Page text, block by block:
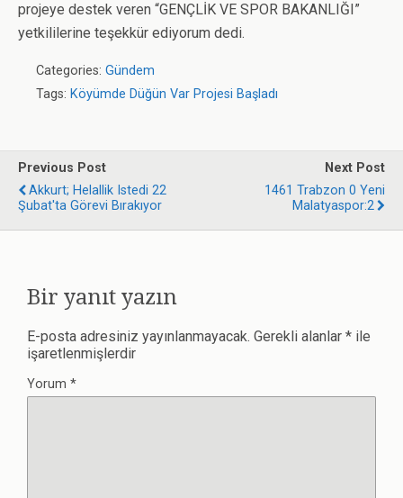
projeye destek veren “GENÇLİK VE SPOR BAKANLIĞI”
yetkililerine teşekkür ediyorum dedi.
Categories: Gündem
Tags: Köyümde Düğün Var Projesi Başladı
Previous Post
Akkurt; Helallik Istedi 22
Şubat'ta Görevi Bırakıyor
Next Post
1461 Trabzon 0 Yeni
Malatyaspor:2
Bir yanıt yazın
E-posta adresiniz yayınlanmayacak. Gerekli alanlar * ile
işaretlenmişlerdir
Yorum *